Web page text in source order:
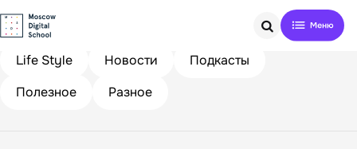
Search
Life Style
Новости
Подкасты
Полезное
Разное